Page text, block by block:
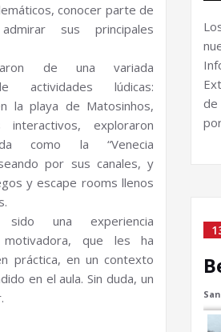
conocer parte de
sus principales
de una variada
actividades lúdicas:
la playa de Matosinhos,
interactivos, exploraron
como la “Venecia
por sus canales, y
y escape rooms llenos
una experiencia
motivadora, que les ha
práctica, en un contexto
en el aula. Sin duda, un
de